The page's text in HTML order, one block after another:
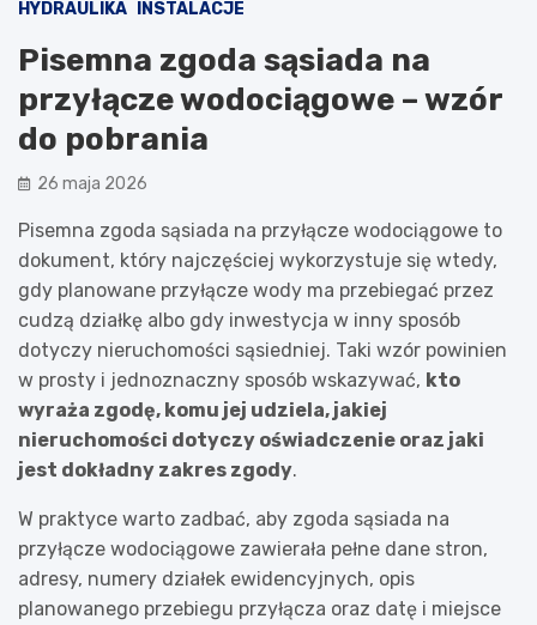
HYDRAULIKA INSTALACJE
Pisemna zgoda sąsiada na
przyłącze wodociągowe – wzór
do pobrania
26 maja 2026
Pisemna zgoda sąsiada na przyłącze wodociągowe to
dokument, który najczęściej wykorzystuje się wtedy,
gdy planowane przyłącze wody ma przebiegać przez
cudzą działkę albo gdy inwestycja w inny sposób
dotyczy nieruchomości sąsiedniej. Taki wzór powinien
w prosty i jednoznaczny sposób wskazywać, kto
wyraża zgodę, komu jej udziela, jakiej
nieruchomości dotyczy oświadczenie oraz jaki
jest dokładny zakres zgody.
W praktyce warto zadbać, aby zgoda sąsiada na
przyłącze wodociągowe zawierała pełne dane stron,
adresy, numery działek ewidencyjnych, opis
planowanego przebiegu przyłącza oraz datę i miejsce